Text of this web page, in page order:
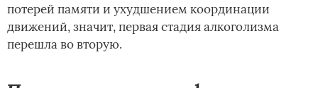
потерей памяти и ухудшением координации
движений, значит, первая стадия алкоголизма
перешла во вторую.